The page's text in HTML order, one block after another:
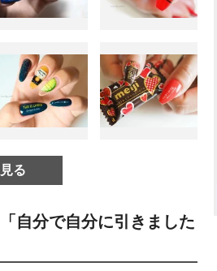
る
自分で自分に引きました